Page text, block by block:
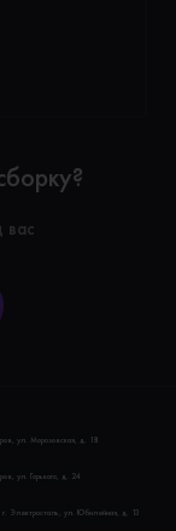
ул. Морозовская, д. 18
ул. Горького, д. 24
г. Электросталь, ул. Юбилейная, д. 13